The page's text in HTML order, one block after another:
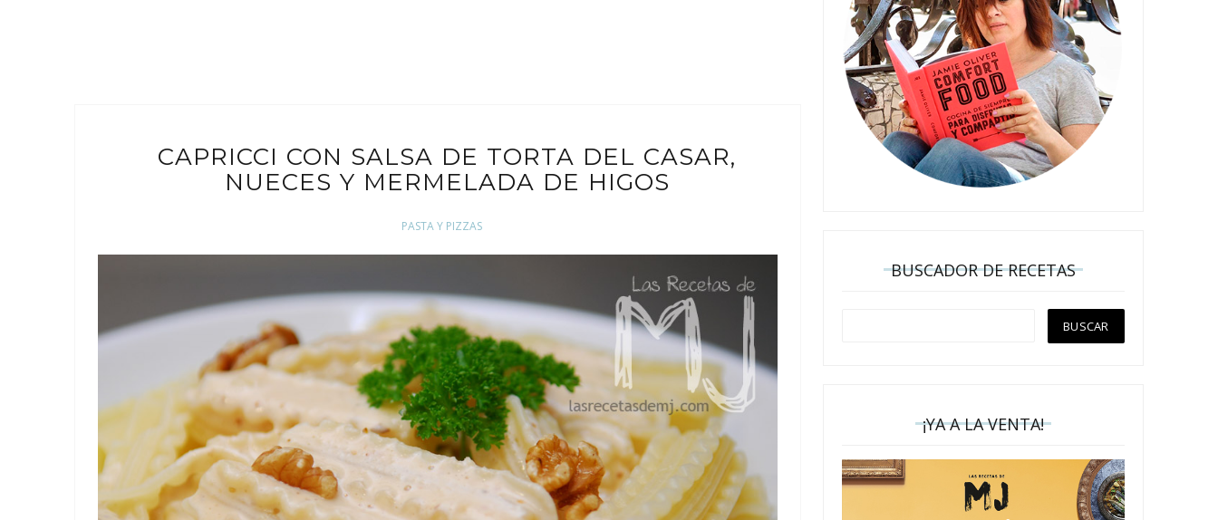
CAPRICCI CON SALSA DE TORTA DEL CASAR,
NUECES Y MERMELADA DE HIGOS
PASTA Y PIZZAS
BUSCADOR DE RECETAS
¡YA A LA VENTA!